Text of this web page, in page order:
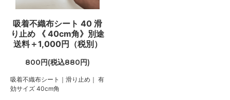
吸着不織布シート 40 滑
り止め 《 40cm角》別途
送料＋1,000円（税別）
800円(税込880円)
吸着不織布シート｜滑り止め｜ 有
効サイズ 40cm角